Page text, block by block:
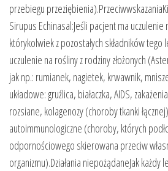
przebiegu
Sirupus Echinasal:Jeśli pacjent ma
którykolwiek z pozostałych składników tego
uczulenie na rośliny z rodziny złożonych
jak np.: rumianek, nagietek, krwawnik,
układowe: gruźlica, białaczka, AIDS,
rozsiane, kolagenozy (choroby tkanki
autoimmunologiczne (choroby, których
odpornościowego skierowana przeciw
organizmu).Działania niepożądaneJak każdy